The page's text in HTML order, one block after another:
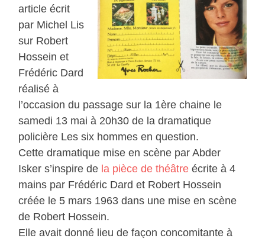
article écrit
par Michel Lis
sur Robert
Hossein et
Frédéric Dard
réalisé à
l’occasion du passage sur la 1ère chaine le
samedi 13 mai à 20h30 de la dramatique
policière Les six hommes en question.
Cette dramatique mise en scène par Abder
Isker s’inspire de la pièce de théâtre écrite à 4
mains par Frédéric Dard et Robert Hossein
créée le 5 mars 1963 dans une mise en scène
de Robert Hossein.
Elle avait donné lieu de façon concomitante à